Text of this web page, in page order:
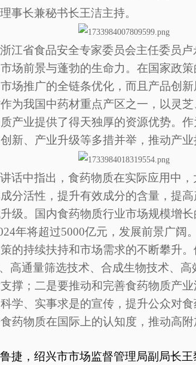
事长兼秘书长王洁主持。
江省食品安全专家委员会主任委员卢
场前景与蓬勃的生命力。在国家政
场推广的全链条优化，而且产品创
为我国中药材重点产区之一，以灵
产业提供了得天独厚的资源优势。
新、产业升级等多措并举，推动产业
话中指出，食药物质在实际应用中
分活性，提升有效成分的含量，提
级。国内食药物质行业市场规模增长
年将超过5000亿元，发展前景广
的持续扶持和市场需求的不断攀升
高通量筛选技术、合成生物技术、
撑；二是要推动和完善食药物质产
学、实事求是的宣传，提升公众对
药物质在国际上的认知度，推动高
捷 ， 绍兴市市场监督管理局副局长王